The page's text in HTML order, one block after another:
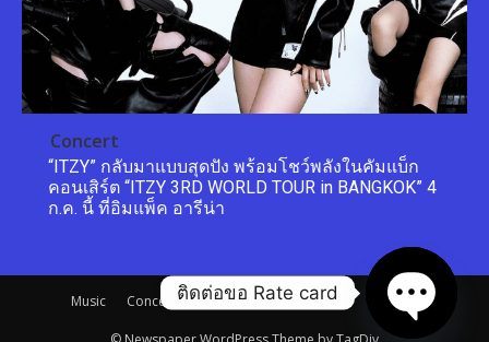
Concert
“ITZY” กลับมาแบบสุดปัง พร้อมโชว์พลังในคัมแบ็ก
คอนเสิร์ต “ITZY 3RD WORLD TOUR in BANGKOK” 4
ก.ค. นี้ ที่อิมแพ็ค อารีน่า
Music Concert Movie Game Trend Fashion
ติดต่อขอ Rate card